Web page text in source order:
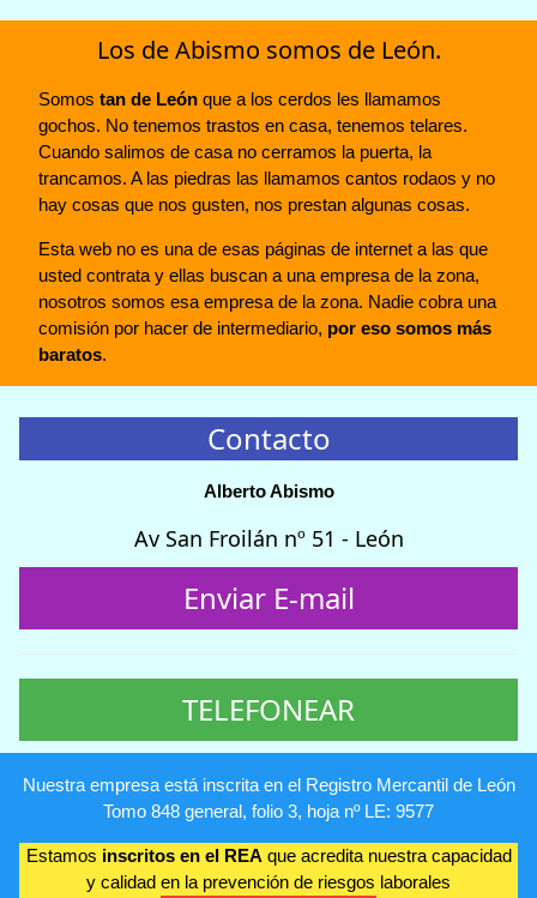
Los de Abismo somos de León.
Somos tan de León que a los cerdos les llamamos
gochos. No tenemos trastos en casa, tenemos telares.
Cuando salimos de casa no cerramos la puerta, la
trancamos. A las piedras las llamamos cantos rodaos y no
hay cosas que nos gusten, nos prestan algunas cosas.
Esta web no es una de esas páginas de internet a las que
usted contrata y ellas buscan a una empresa de la zona,
nosotros somos esa empresa de la zona. Nadie cobra una
comisión por hacer de intermediario, por eso somos más
baratos.
Contacto
Alberto Abismo
Av San Froilán nº 51 - León
Enviar E-mail
TELEFONEAR
Nuestra empresa está inscrita en el Registro Mercantil de León
Tomo 848 general, folio 3, hoja nº LE: 9577
Estamos inscritos en el REA que acredita nuestra capacidad
y calidad en la prevención de riesgos laborales